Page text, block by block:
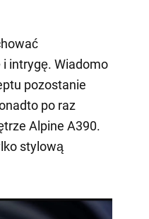
intrygę. Wiadomo
pozostanie
po raz
Alpine A390.
stylową